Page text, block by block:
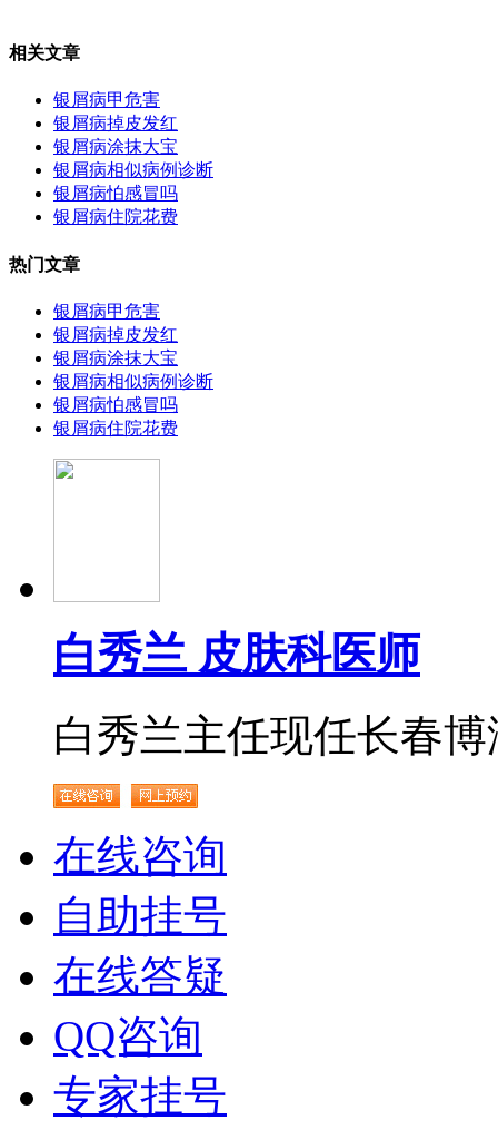
相关文章
银屑病甲危害
银屑病掉皮发红
银屑病涂抹大宝
银屑病相似病例诊断
银屑病怕感冒吗
银屑病住院花费
热门文章
银屑病甲危害
银屑病掉皮发红
银屑病涂抹大宝
银屑病相似病例诊断
银屑病怕感冒吗
银屑病住院花费
白秀兰 皮肤科医师
白秀兰主任现任长春博
在线咨询
自助挂号
在线答疑
QQ咨询
专家挂号